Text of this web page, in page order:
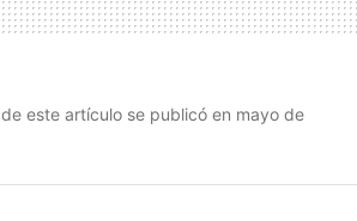
este artículo se publicó en mayo de